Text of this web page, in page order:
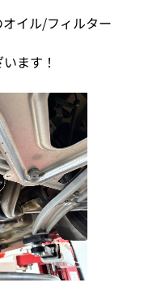
イル/フィルター
ます！